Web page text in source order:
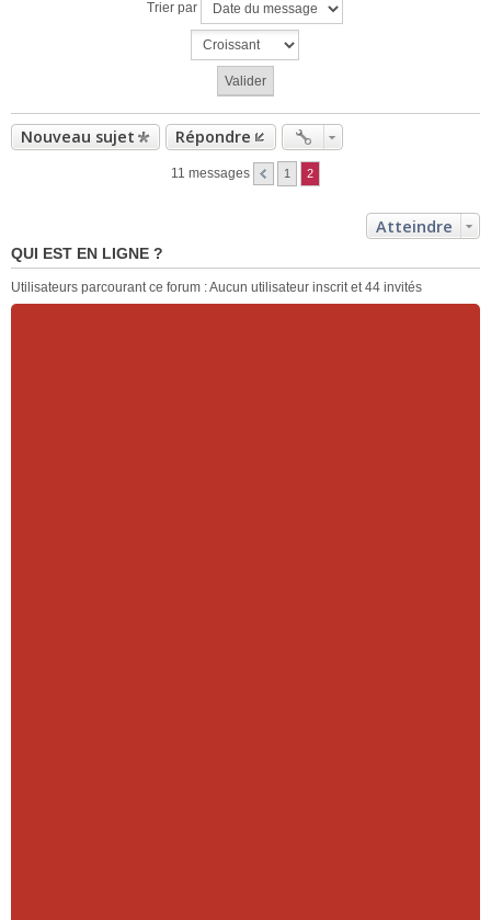
Trier par
Nouveau sujet Répondre
11 messages 1 2
Atteindre
QUI EST EN LIGNE ?
Utilisateurs parcourant ce forum : Aucun utilisateur inscrit et 44 invités